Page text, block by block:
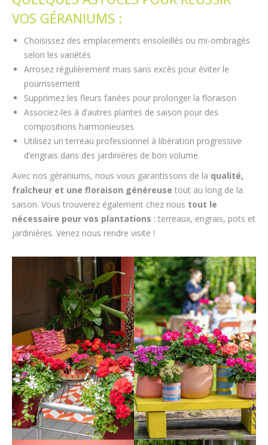
VOS GÉRANIUMS :
Choisissez des emplacements ensoleillés ou mi-ombragés
selon les variétés
Arrosez régulièrement mais sans excès pour éviter le
pourrissement
Supprimez les fleurs fanées pour prolonger la floraison
Associez-les à d’autres plantes de saison pour des
compositions harmonieuses
Utilisez un terreau professionnel à libération progressive
d’engrais dans des jardinières de bon volume.
Avec nos géraniums, nous vous garantissons de la qualité,
fraîcheur et une floraison généreuse tout au long de la
saison. Vous trouverez également chez nous tout le
nécessaire pour vos plantations : terreaux, engrais, pots et
jardinières. Venez nous rendre visite !